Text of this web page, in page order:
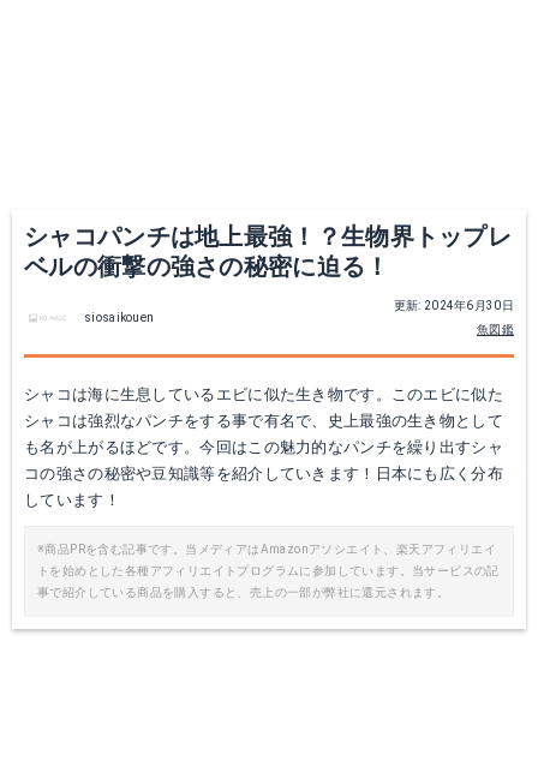
シャコパンチは地上最強！？生物界トップレ
ベルの衝撃の強さの秘密に迫る！
更新: 2024年6月30日
魚図鑑
siosaikouen
シャコは海に生息しているエビに似た生き物です。このエビに似た
シャコは強烈なパンチをする事で有名で、史上最強の生き物として
も名が上がるほどです。今回はこの魅力的なパンチを繰り出すシャ
コの強さの秘密や豆知識等を紹介していきます！日本にも広く分布
しています！
※商品PRを含む記事です。当メディアはAmazonアソシエイト、楽天アフィリエイ
トを始めとした各種アフィリエイトプログラムに参加しています。当サービスの記
事で紹介している商品を購入すると、売上の一部が弊社に還元されます。